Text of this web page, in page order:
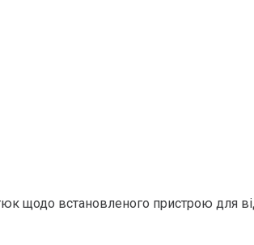
щодо встановленого пристрою для